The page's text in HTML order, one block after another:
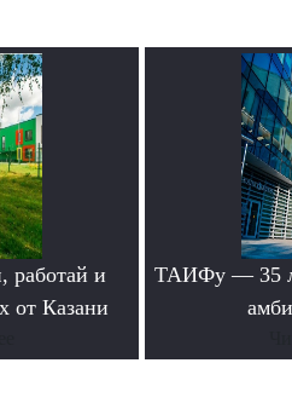
работай и
от Казани
ТАИФу — 35